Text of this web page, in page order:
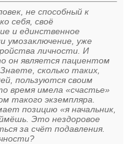
не способный к
себя, своё
и единственное
умозаключение, уже
личности. И
он является пациентом
сколько таких,
пользуются своим
время имела «счастье»
такого экземпляра.
позицию «я начальник,
Это нездоровое
за счёт подавления.